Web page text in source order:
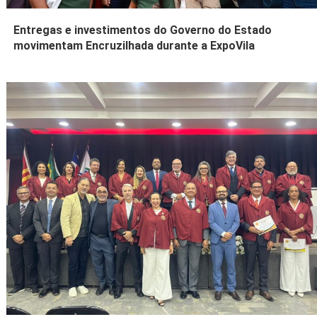
Entregas e investimentos do Governo do Estado
movimentam Encruzilhada durante a ExpoVila